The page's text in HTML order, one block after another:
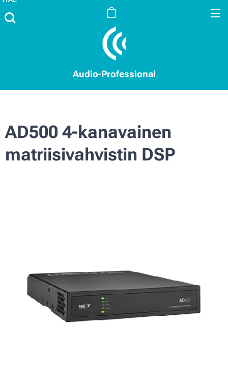
Audio-Professional
AD500 4-kanavainen
matriisivahvistin DSP